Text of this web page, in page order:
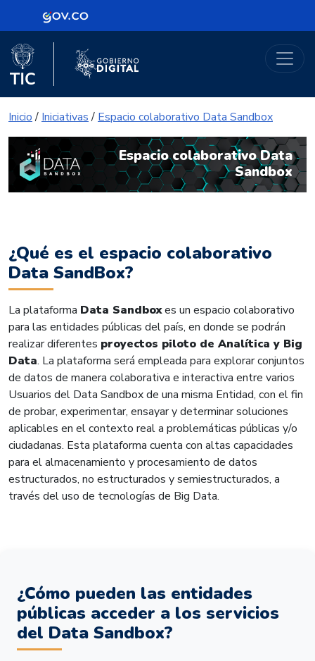
Logo Gobierno de Colombia
Portal Gobierno Digital
Logo del Ministerio TIC
Inicio/ Iniciativas/ Espacio colaborativo Data Sandbox
Espacio colaborativo Data
Sandbox
¿Qué es el espacio colaborativo
Data SandBox?
La plataforma Data Sandboxes un espacio colaborativo
para las entidades públicas del país, en donde se podrán
realizar diferentes proyectos piloto de Analítica y Big
Data. La plataforma será empleada para explorar conjuntos
de datos de manera colaborativa e interactiva entre varios
Usuarios del Data Sandbox de una misma Entidad, con el fin
de probar, experimentar, ensayar y determinar soluciones
aplicables en el contexto real a problemáticas públicas y/o
ciudadanas. Esta plataforma cuenta con altas capacidades
para el almacenamiento y procesamiento de datos
estructurados, no estructurados y semiestructurados, a
través del uso de tecnologías de Big Data.
¿Cómo pueden las entidades
públicas acceder a los servicios
del Data Sandbox?